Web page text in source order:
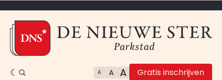
A A A Gratis inschrijven